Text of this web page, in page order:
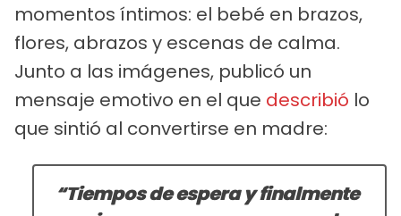
momentos íntimos: el bebé en brazos,
flores, abrazos y escenas de calma.
Junto a las imágenes, publicó un
mensaje emotivo en el que describió lo
que sintió al convertirse en madre:
“Tiempos de espera y finalmente